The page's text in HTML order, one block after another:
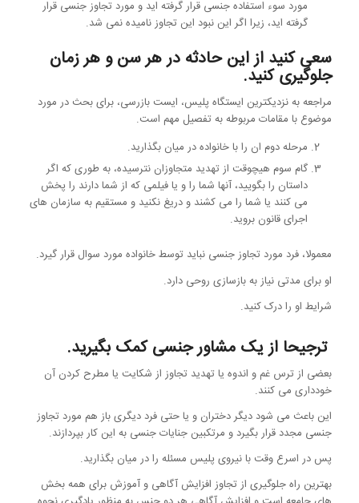
مورد سوء استفاده جنسی قرار گرفته اید و مورد تجاوز جنسی قرار
گرفته اید، زیرا اگر این نبود این تجاوز نامیده نمی شد.
سعی کنید از این حادثه در هر سن و هر زمان
جلوگیری کنید.
مراجعه به نزدیکترین ایستگاه پلیس، ایست بازرسی، برای بحث در مورد
موضوع با مقامات مربوطه به تفصیل مهم است.
مرحله دوم ان را با خانواده در میان بگذارید.
گام سوم هیچوقت از تهدید متجاوزان نترسیده، به طوری که اگر
داستان را بگویید، آنها شما را و یا فیلمی که از شما دارند را پخش
می کنند یا شما را می کشند و دریغ نکنید و مستقیم به سازمان های
اجرای قانون بروید.
معمولا، فرد مورد تجاوز جنسی نباید توسط خانواده مورد سوال قرار گیرد.
او برای مدتی نیاز به بازسازی روحی دارد.
شرایط او را درک کنید.
ترجیحا از یک مشاور جنسی کمک بگیرید.
بعضی از ترس غم و اندوه یا تهدید تجاوز از شکایت یا مطرح کردن آن
خودداری می کنند.
این باعث می شود دیگر دختران و یا حتی فرد دیگری باز هم مورد تجاوز
جنسی مجدد قرار بگیرد و مرتکبین جنایات جنسی به این کار بپردازند.
پس در اسرع وقت با نیروی پلیس مسئله را در میان بگذارید.
بهترین راه جلوگیری از تجاوز افزایش آگاهی و آموزش برای همه بخش